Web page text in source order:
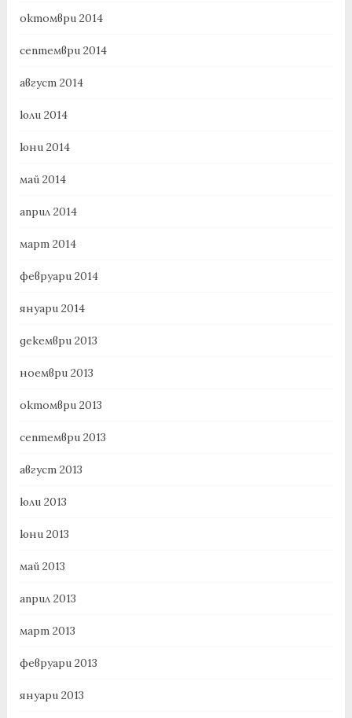
октомври 2014
септември 2014
август 2014
юли 2014
юни 2014
май 2014
април 2014
март 2014
февруари 2014
януари 2014
декември 2013
ноември 2013
октомври 2013
септември 2013
август 2013
юли 2013
юни 2013
май 2013
април 2013
март 2013
февруари 2013
януари 2013